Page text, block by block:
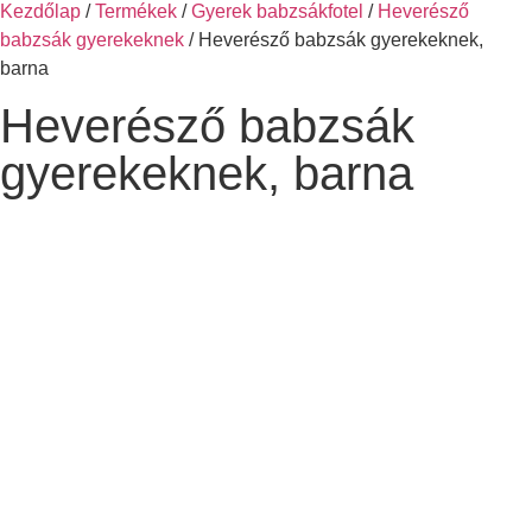
Kezdőlap /Termékek /Gyerek babzsákfotel / Heverésző
babzsák gyerekeknek / Heverésző babzsák gyerekeknek,
barna
Heverésző babzsák
gyerekeknek, barna